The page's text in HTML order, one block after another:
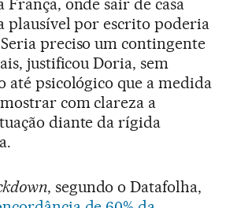
França, onde sair de casa
plausível por escrito poderia
preciso um contingente
justificou Doria, sem
até psicológico que a medida
com clareza a
diante da rígida
, segundo o Datafolha,